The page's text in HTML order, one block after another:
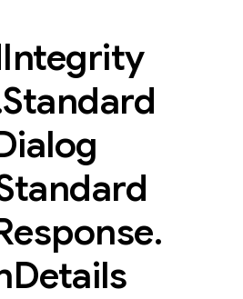
Integrity
Standard
.
Details